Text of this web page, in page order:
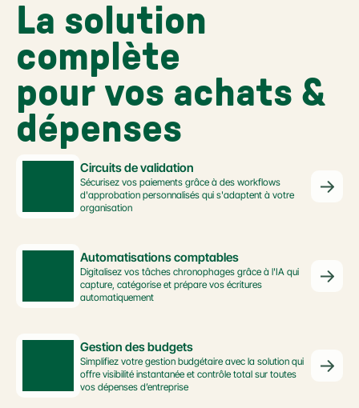
La solution
complète
pour vos achats &
dépenses
Circuits de validation
Sécurisez vos paiements grâce à des workflows
d'approbation personnalisés qui s'adaptent à votre
organisation
Automatisations comptables
Digitalisez vos tâches chronophages grâce à l'IA qui
capture, catégorise et prépare vos écritures
automatiquement
Gestion des budgets
Simplifiez votre gestion budgétaire avec la solution qui
offre visibilité instantanée et contrôle total sur toutes
vos dépenses d’entreprise